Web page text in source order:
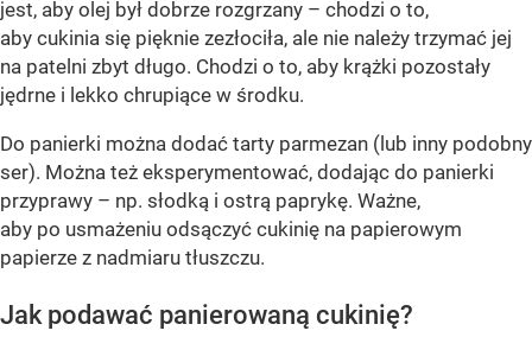
jest, aby olej był dobrze rozgrzany – chodzi o to,
aby cukinia się pięknie zezłociła, ale nie należy trzymać jej
na patelni zbyt długo. Chodzi o to, aby krążki pozostały
jędrne i lekko chrupiące w środku.
Do panierki można dodać tarty parmezan (lub inny podobny
ser). Można też eksperymentować, dodając do panierki
przyprawy – np. słodką i ostrą paprykę. Ważne,
aby po usmażeniu odsączyć cukinię na papierowym
papierze z nadmiaru tłuszczu.
Jak podawać panierowaną cukinię?